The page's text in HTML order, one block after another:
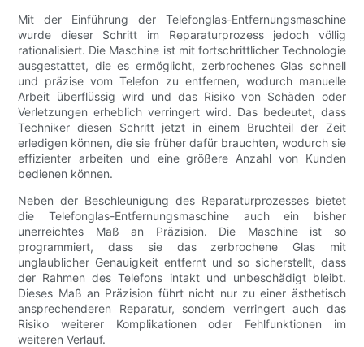
Mit der Einführung der Telefonglas-Entfernungsmaschine
wurde dieser Schritt im Reparaturprozess jedoch völlig
rationalisiert. Die Maschine ist mit fortschrittlicher Technologie
ausgestattet, die es ermöglicht, zerbrochenes Glas schnell
und präzise vom Telefon zu entfernen, wodurch manuelle
Arbeit überflüssig wird und das Risiko von Schäden oder
Verletzungen erheblich verringert wird. Das bedeutet, dass
Techniker diesen Schritt jetzt in einem Bruchteil der Zeit
erledigen können, die sie früher dafür brauchten, wodurch sie
effizienter arbeiten und eine größere Anzahl von Kunden
bedienen können.
Neben der Beschleunigung des Reparaturprozesses bietet
die Telefonglas-Entfernungsmaschine auch ein bisher
unerreichtes Maß an Präzision. Die Maschine ist so
programmiert, dass sie das zerbrochene Glas mit
unglaublicher Genauigkeit entfernt und so sicherstellt, dass
der Rahmen des Telefons intakt und unbeschädigt bleibt.
Dieses Maß an Präzision führt nicht nur zu einer ästhetisch
ansprechenderen Reparatur, sondern verringert auch das
Risiko weiterer Komplikationen oder Fehlfunktionen im
weiteren Verlauf.